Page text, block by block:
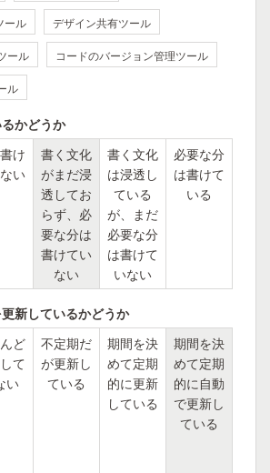
ール デザイン共有ツール
ール コードのバージョン管理ツール
ル
かどうか
け
い
書く文化
がまだ浸
透してお
らず、必
要な分は
書けてい
ない
書く文化
は浸透し
ている
が、まだ
必要な分
は書けて
いない
必要な分
は書けて
いる
新しているかどうか
ど
て
い
不定期だ
が更新し
ている
期間を決
めて定期
的に更新
している
期間を決
めて定期
的に自動
で更新し
ている